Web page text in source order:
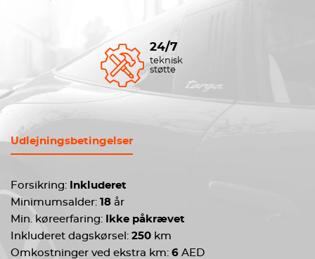
24/7
teknisk
støtte
Udlejningsbetingelser
Forsikring:
Inkluderet
Minimumsalder: 18 år
Min. køreerfaring:
Ikke påkrævet
Inkluderet dagskørsel: 250 km
Omkostninger ved ekstra km: 6 AED